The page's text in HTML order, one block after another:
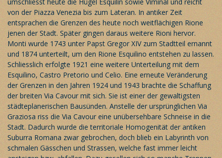
von der Piazza Venezia bis zum Lateran. In antiker Zeit
entsprachen die Grenzen des heute noch weitflächigen Rione
jenen der Stadt. Später gingen daraus weitere Rioni hervor.
Monti wurde 1743 unter Papst Gregor XIV zum Stadtteil ernannt
und 1874 unterteilt, um den Rione Esquilino entstehen zu lassen.
Schliesslich erfolgte 1921 eine weitere Unterteilung mit dem
Esquilino, Castro Pretorio und Celio. Eine erneute Veränderung
der Grenzen in den Jahren 1924 und 1943 brachte die Schaffung
der breiten Via Cavour mit sich. Sie ist einer der gewaltigsten
städteplanerischen Bausünden. Anstelle der ursprünglichen Via
Graziosa riss die Via Cavour eine unübersehbare Schneise in die
Stadt. Dadurch wurde die territoriale Homogenität der antiken
Suburra Romana zwar gebrochen, doch blieb ein Labyrinth von
schmalen Gässchen und Strassen, welche fast immer leicht